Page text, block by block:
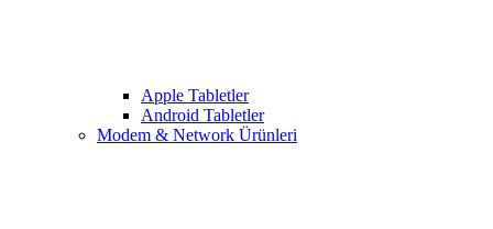
Apple Tabletler
Android Tabletler
Modem & Network Ürünleri